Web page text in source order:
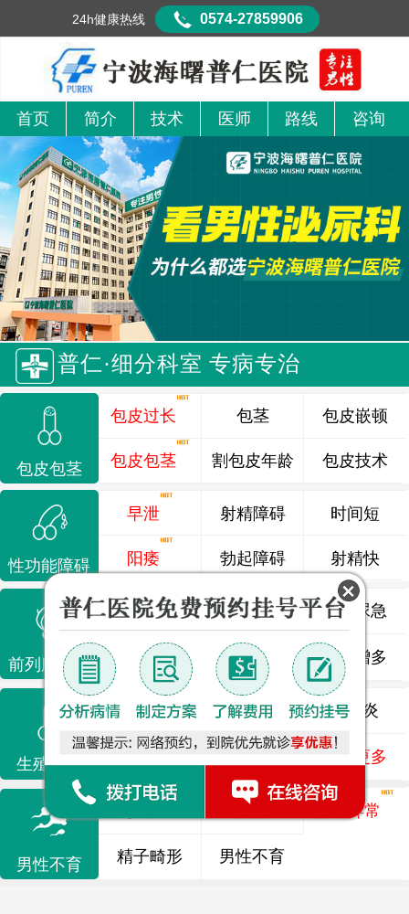
首页 简介 技术 医师 路线 咨询
普仁·细分科室 专病专治
包皮包茎
包皮过长
包皮包茎
包茎
割包皮年龄
包皮嵌顿
包皮技术
性功能障碍
早泄
阳痿
射精障碍
勃起障碍
时间短
射精快
前列腺疾病
前列腺炎 前列腺痛 尿频尿急
前列腺增生 排尿不畅 夜尿增多
生殖感染
龟头炎 睾丸炎 尿道炎
了解更多
男性不育
弱精 精液异常
精子畸形 男性不育
24h健康热线 0574-27859906